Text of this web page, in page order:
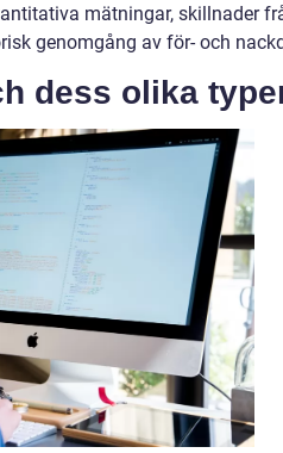
mätningar, skillnader
genomgång av för- och
dess olika